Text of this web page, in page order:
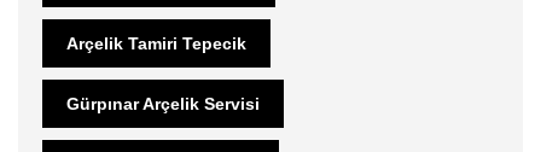
Arçelik Tamiri Tepecik
Gürpınar Arçelik Servisi